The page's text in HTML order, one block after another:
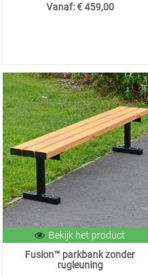
Vanaf:€ 459,00
Bekijk het product
Fusion™ parkbank zonder
rugleuning